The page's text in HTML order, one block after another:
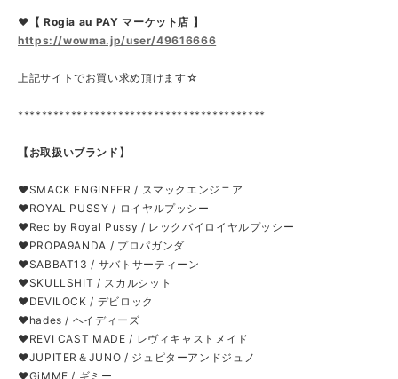
❤【 Rogia au PAY マーケット店 】
https://wowma.jp/user/49616666
上記サイトでお買い求め頂けます☆
******************************************
【お取扱いブランド】
❤SMACK ENGINEER / スマックエンジニア
❤ROYAL PUSSY / ロイヤルプッシー
❤Rec by Royal Pussy / レックバイロイヤルプッシー
❤PROPA9ANDA / プロパガンダ
❤SABBAT13 / サバトサーティーン
❤SKULLSHIT / スカルシット
❤DEVILOCK / デビロック
❤hades / ヘイディーズ
❤REVI CAST MADE / レヴィキャストメイド
❤JUPITER＆JUNO / ジュピターアンドジュノ
❤GiMME / ギミー